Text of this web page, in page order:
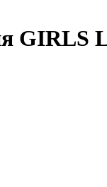
GIRLS